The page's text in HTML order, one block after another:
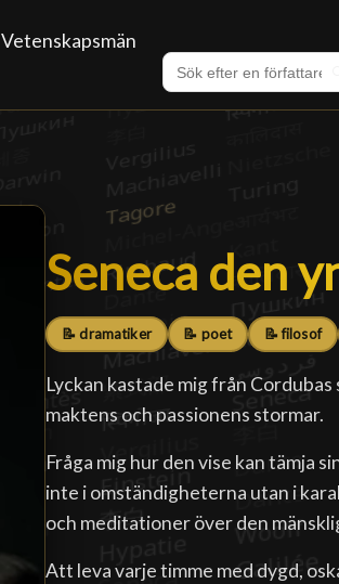
Vetenskapsmän
Seneca den
Seneca den
📝 dramatiker 📝 poet 📝 filosof
Lyckan kastade mig från
maktens och passionens stormar.
Fråga mig hur den vise kan tämja
inte i omständigheterna utan i
och meditationer över den
Att leva varje timme med dygd,